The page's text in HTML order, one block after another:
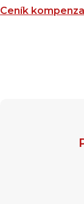
Ceník